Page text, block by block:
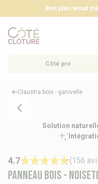
Bon plan retrait
Côté pro
Claustra bois - ganivelle
Panneau bois -
4.7 (156
Solution